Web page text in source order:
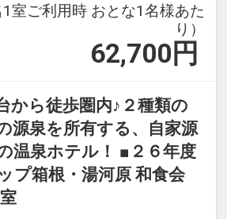
1室ご利用時 おとな1名様あた
り）
62,700 円
から徒歩圏内♪２種類の
源泉を所有する、自家源
温泉ホテル！ ■２６年度
プ箱根・湯河原 和食会